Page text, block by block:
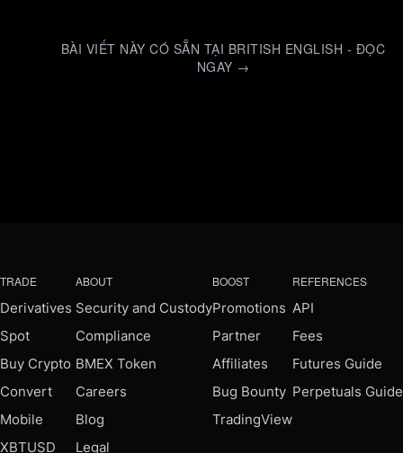
BÀI VIẾT NÀY CÓ SẴN TẠI BRITISH ENGLISH - ĐỌC
NGAY →
TRADE
Derivatives
Spot
Buy Crypto
Convert
Mobile
XBTUSD
ABOUT
Security and Custody
Compliance
BMEX Token
Careers
Blog
Legal
BOOST
Promotions
Partner
Affiliates
Bug Bounty
TradingView
REFERENCES
API
Fees
Futures Guide
Perpetuals Guide